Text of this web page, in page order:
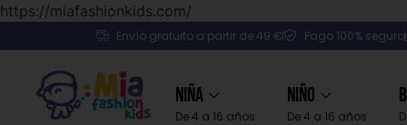
https://miafashionkids.com/
Envío gratuito a partir de 49 € Pago 100% seguro
Niña
De 4 a 16 años
Niño
De 4 a 16 años